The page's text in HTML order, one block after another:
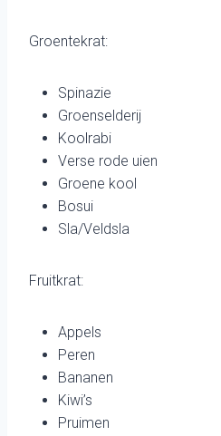
Groentekrat:
Spinazie
Groenselderij
Koolrabi
Verse rode uien
Groene kool
Bosui
Sla/Veldsla
Fruitkrat:
Appels
Peren
Bananen
Kiwi’s
Pruimen